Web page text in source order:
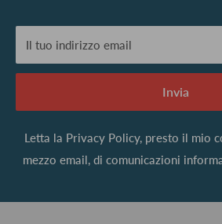
Il tuo indirizzo email
Invia
Letta la Privacy Policy, presto il mio
mezzo email, di comunicazioni